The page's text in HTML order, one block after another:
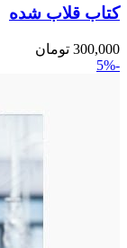
کتاب قلاب شده
300,000 تومان
-5%